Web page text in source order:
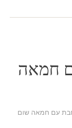
חמאה
עם חמאה שום